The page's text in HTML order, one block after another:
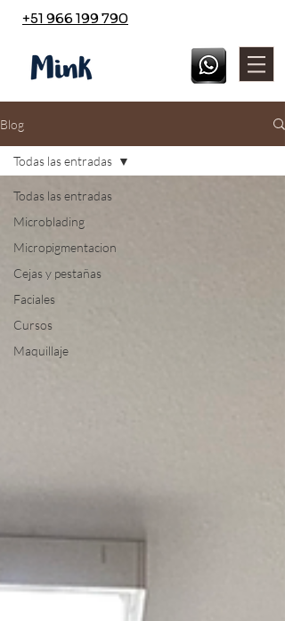
+51 966 199 790
Blog
Todas las entradas
Microblading
Micropigmentacion
Cejas y pestañas
Faciales
Cursos
Maquillaje
Todas las entradas